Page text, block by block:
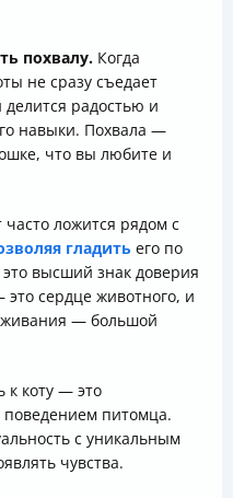
похвалу. Когда
не сразу съедает
радостью и
навыки. Похвала —
что вы любите и
часто ложится рядом с
гладить его по
высший знак доверия
сердце животного, и
— большой
к коту — это
питомца.
с уникальным
чувства.